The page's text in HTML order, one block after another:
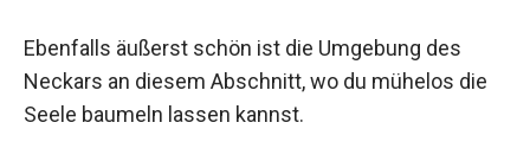
Ebenfalls äußerst schön ist die Umgebung des
Neckars an diesem Abschnitt, wo du mühelos die
Seele baumeln lassen kannst.